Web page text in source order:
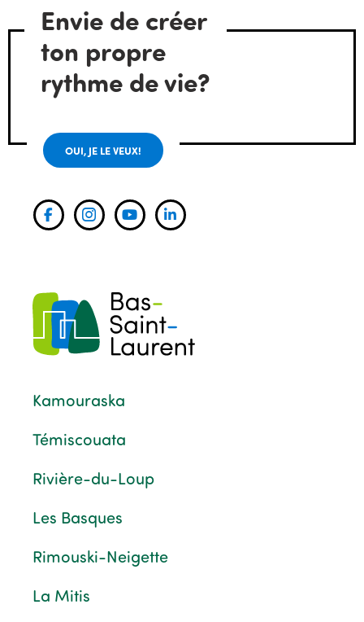
Envie de créer
ton propre
rythme de vie?
OUI, JE LE VEUX!
Kamouraska
Témiscouata
Rivière-du-Loup
Les Basques
Rimouski-Neigette
La Mitis